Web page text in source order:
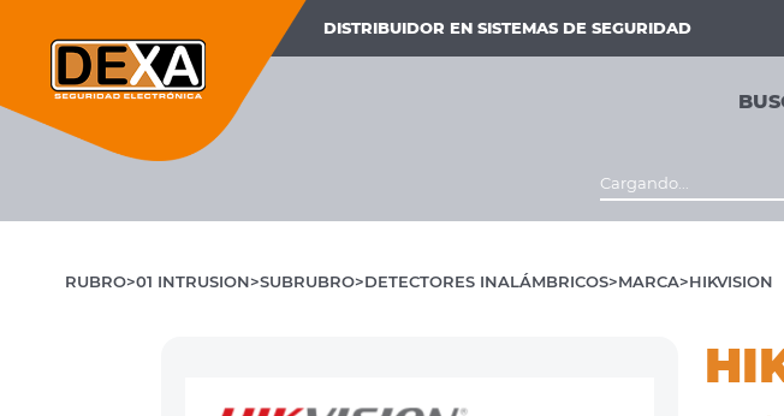
DISTRIBUIDOR EN SISTEMAS DE SEGURIDAD
Cargando...
RUBRO 01 INTRUSION SUBRUBRO DETECTORES INALÁMBRICOS MARCA HIKVISION